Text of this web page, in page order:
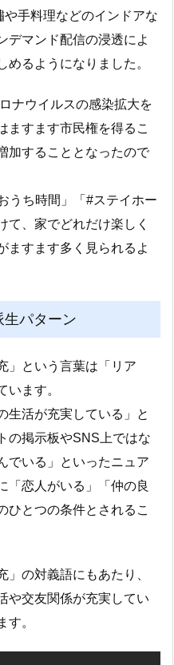
手料理などのインドアな
デマンド配信の浸透によ
めるようになりました。
ナウイルスの感染拡大を
ますます市民権を得るこ
加することとなったので
うち時間」「#ステイホー
て、家でどれだけ楽しく
ますます多く見られるよ
生パターン
」という言葉は「リア
います。
生活が充実している」と
の掲示板やSNS上ではな
でいる」といったニュア
「恋人がいる」「仲の良
ひとつの条件とされるこ
」の対義語にもあたり、
や交友関係が充実してい
す。